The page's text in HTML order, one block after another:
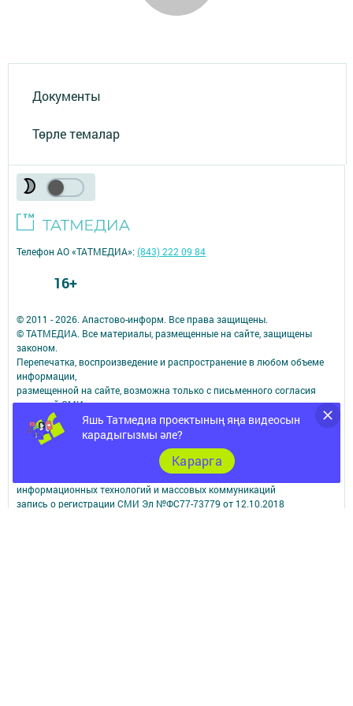
Документы
Төрле темалар
Яшь Татмедиа проектының яңа видеосын
карадыгызмы әле?
Карарга
© 2011 - 2026. Апастово-информ. Все права защищены.
© ТАТМЕДИА. Все материалы, размещенные на сайте, защищены
законом.
Перепечатка, воспроизведение и распространение в любом объеме
информации,
размещенной на сайте, возможна только с письменного согласия
редакций СМИ.
При поддержке Республиканского агентства по печати и массовым
коммуникациям.
Наименование СМИ: Апастово-информ
СМИ зарегистрировано Федеральной службой по надзору в сфере
информационных технологий и массовых коммуникаций
запись о регистрации СМИ Эл №ФС77-73779 от 12.10.2018
Телефон АО «ТАТМЕДИА»:(843) 222 09 84
16+